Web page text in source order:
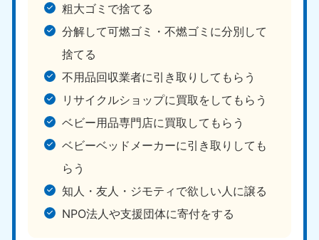
粗大ゴミで捨てる
分解して可燃ゴミ・不燃ゴミに分別して
捨てる
不用品回収業者に引き取りしてもらう
リサイクルショップに買取をしてもらう
ベビー用品専門店に買取してもらう
ベビーベッドメーカーに引き取りしても
らう
知人・友人・ジモティで欲しい人に譲る
NPO法人や支援団体に寄付をする